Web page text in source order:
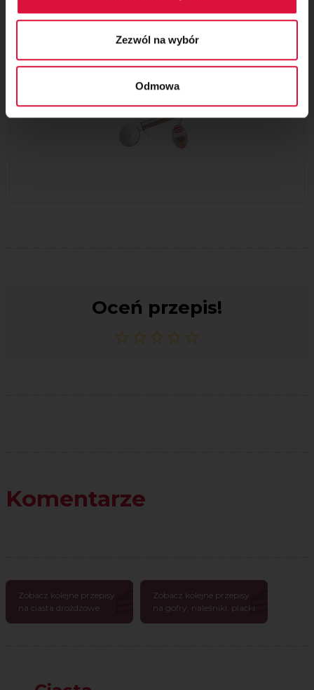
Zezwól na wybór
Odmowa
pokroić pizzę na idealnie równe kawałki.
Oceń przepis!
Komentarze
Zobacz kolejne przepisy
na ciasta drożdżowe
Zobacz kolejne przepisy
na gofry, naleśniki, placki